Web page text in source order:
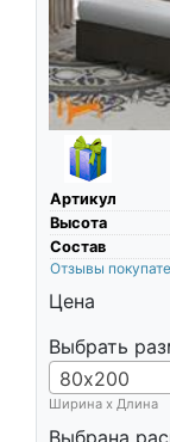
Артикул
Высота
Состав
Отзывы
Цена
Выбрать
80х200
Ширина х Длина